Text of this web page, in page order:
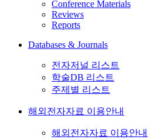
Conference Materials
Reviews
Reports
Databases & Journals
전자저널 리스트
학술DB 리스트
주제별 리스트
해외전자자료 이용안내
해외전자자료 이용안내